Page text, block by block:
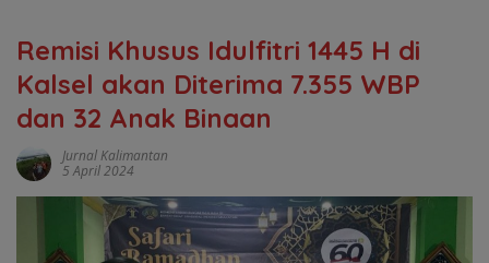
Remisi Khusus Idulfitri 1445 H di
Kalsel akan Diterima 7.355 WBP
dan 32 Anak Binaan
Jurnal Kalimantan
5 April 2024